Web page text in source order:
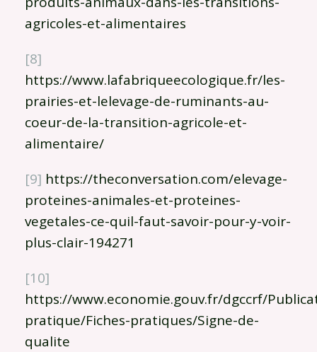
agricoles-et-alimentaires
[8]
https://www.lafabriqueecologique.fr/les-
prairies-et-lelevage-de-ruminants-au-
coeur-de-la-transition-agricole-et-
alimentaire/
[9] https://theconversation.com/elevage-
proteines-animales-et-proteines-
vegetales-ce-quil-faut-savoir-pour-y-voir-
plus-clair-194271
[10]
https://www.economie.gouv.fr/dgccrf/
pratique/Fiches-pratiques/Signe-de-
qualite